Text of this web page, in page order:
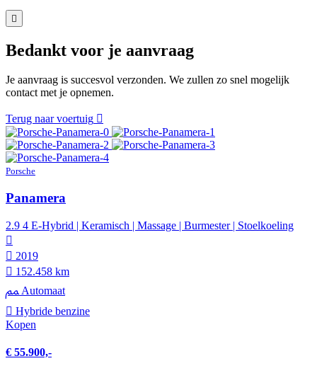
Bedankt voor je aanvraag
Je aanvraag is succesvol verzonden. We zullen zo snel mogelijk
contact met je opnemen.
Terug naar voertuig
Porsche
Panamera
2.9 4 E-Hybrid | Keramisch | Massage | Burmester | Stoelkoeling
2019
152.458 km
Automaat
Hybride benzine
Kopen
€ 55.900,-